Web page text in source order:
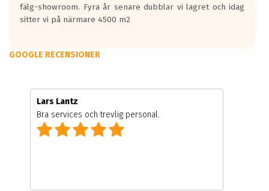
fälg-showroom. Fyra år senare dubblar vi lagret och idag
sitter vi på närmare 4500 m2
GOOGLE RECENSIONER
Lars Lantz
Bra services och trevlig personal.